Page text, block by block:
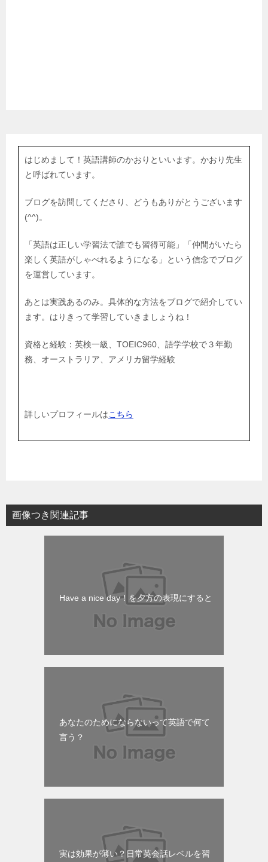
はじめまして！英語講師のかおりといいます。かおり先生
と呼ばれています。
ブログを訪問してくださり、どうもありがとうございます
(^^)。
「英語は正しい学習法で誰でも習得可能」「仲間がいたら
楽しく英語がしゃべれるようになる」という信念でブログ
を運営しています。
あとは実践あるのみ。具体的な方法をブログで紹介してい
ます。はりきって学習していきましょうね！
資格と経験：英検一級、TOEIC960、語学学校で３年勤
務、オーストラリア、アメリカ留学経験
詳しいプロフィールはこちら
画像つき関連記事
Have a nice day！を夕方の表現にすると
あなたのためにならないって英語で何て
言う？
実は効果が薄い？日常英会話レベルを習